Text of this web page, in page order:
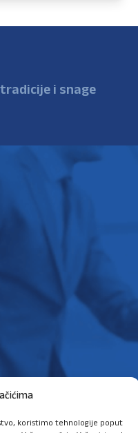
koristimo tehnologije poput
i snage